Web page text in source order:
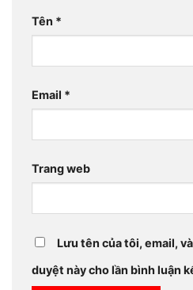
Tên *
Email *
Trang web
Lưu tên của tôi, email,
duyệt này cho lần bình luận